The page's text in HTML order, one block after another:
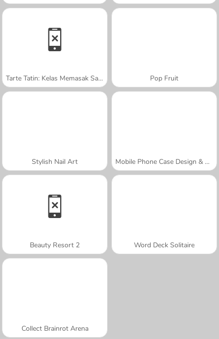
Tarte Tatin: Kelas Memasak Sara Pop Fruit
Stylish Nail Art Mobile Phone Case Design & DIY
Beauty Resort 2 Word Deck Solitaire
Collect Brainrot Arena